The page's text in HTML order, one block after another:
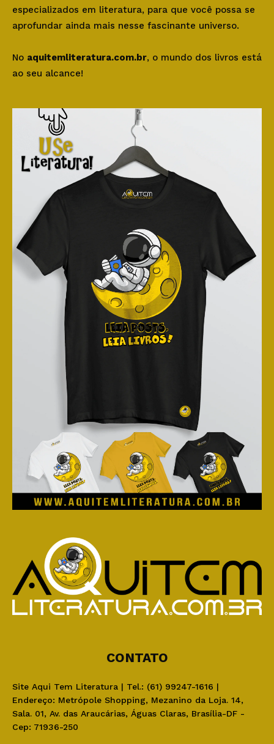
especializados em literatura, para que você possa se
aprofundar ainda mais nesse fascinante universo.
No aquitemliteratura.com.br, o mundo dos livros está
ao seu alcance!
CONTATO
Site Aqui Tem Literatura | Tel.: (61) 99247-1616 |
Endereço: Metrópole Shopping, Mezanino da Loja. 14,
Sala. 01, Av. das Araucárias, Águas Claras, Brasília-DF -
Cep: 71936-250